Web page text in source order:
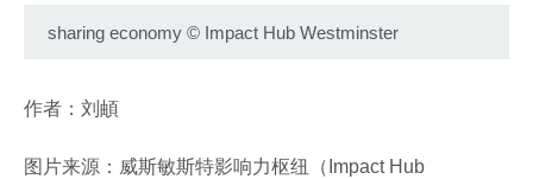
sharing economy © Impact Hub Westminster
作者：刘頔
图片来源：威斯敏斯特影响力枢纽（Impact Hub